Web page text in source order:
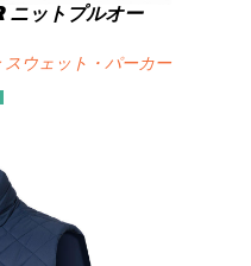
ニットプルオー
ウェット・パーカー